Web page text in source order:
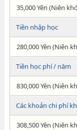
35,000 Yên (Niên
Tiền nhập học
280,000 Yên (Niên
Tiền học phí / năm
830,000 Yên (Niên
Các khoản chi phí
308,500 Yên (Niên